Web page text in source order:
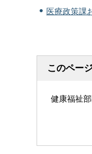
医療政策課
このペー
健康福祉